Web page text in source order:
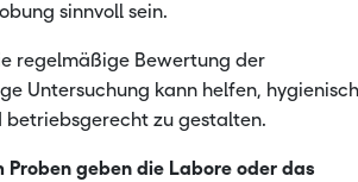
sinnvoll sein.
regelmäßige Bewertung der
Untersuchung kann helfen,
betriebsgerecht zu gestalten.
geben die Labore oder das